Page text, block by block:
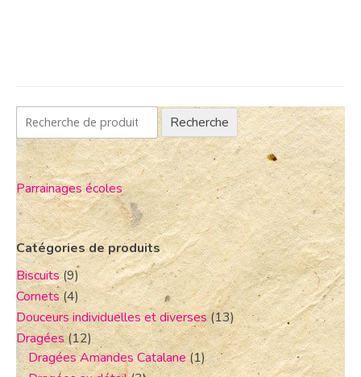
Recherche
Parrainages écoles
Catégories de produits
Biscuits(9)
Cornets(4)
Douceurs individuelles et diverses (13)
Dragées(12)
Dragées Amandes Catalane(1)